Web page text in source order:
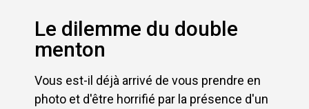
Le dilemme du double
menton
Vous est-il déjà arrivé de vous prendre en
photo et d'être horrifié par la présence d'un